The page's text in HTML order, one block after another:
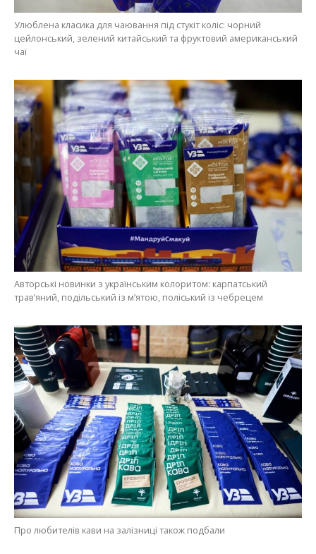
Улюблена класика для чаювання під стукіт коліс: чорний
цейлонський, зелений китайський та фруктовий американський
чаї
Авторські новинки з українським колоритом: карпатський
трав’яний, подільський із м’ятою, поліський із чебрецем
Про любителів кави на залізниці також подбали